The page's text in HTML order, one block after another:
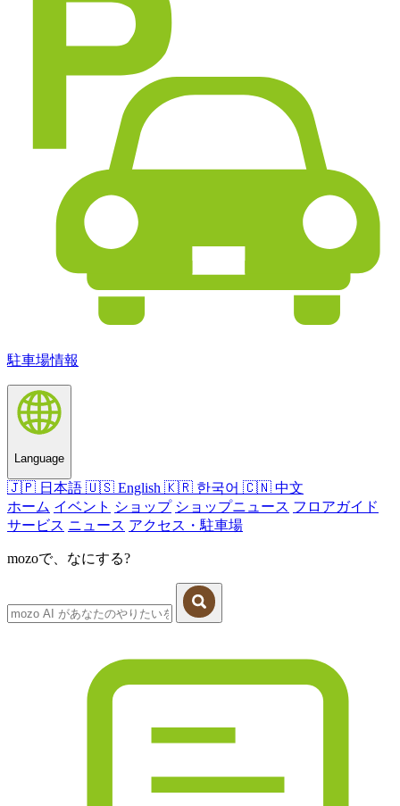
駐車場情報
Language
🇯🇵 日本語 🇺🇸 English 🇰🇷 한국어 🇨🇳 中文
ホーム イベント ショップ ショップニュース フロアガイド
サービス ニュース アクセス・駐車場
mozoで、なにする?